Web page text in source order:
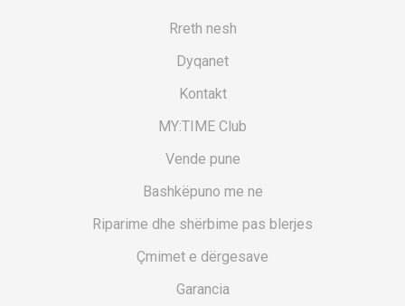
Rreth nesh
Dyqanet
Kontakt
MY:TIME Club
Vende pune
Bashkëpuno me ne
Riparime dhe shërbime pas blerjes
Çmimet e dërgesave
Garancia